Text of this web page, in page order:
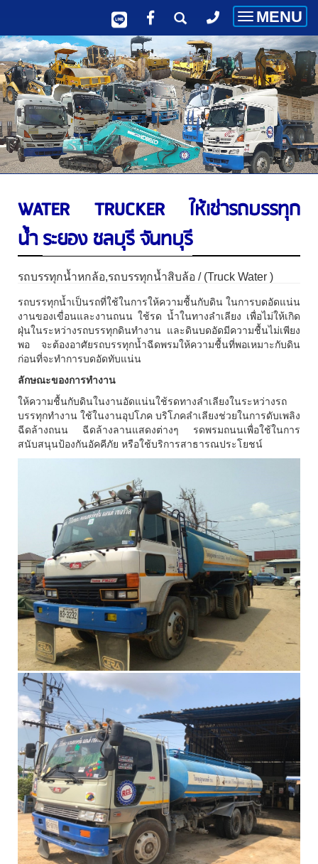
Toggle
MENU
WATER TRUCKER ให้เช่ารถบรรทุก
น้ำระยอง ชลบุรี จันทบุรี
รถบรรทุกน้ำหกล้อ,รถบรรทุกน้ำสิบล้อ / (Truck Water )
รถบรรทุกน้ำเป็นรถที่ใช้ในการให้ความชื้นกับดิน ในการบดอัดแน่น
งานของเขื่อนและงานถนน ใช้รด น้ำในทางลำเลียง เพื่อไม่ให้เกิด
ฝุ่นในระหว่างรถบรรทุกดินทำงาน และดินบดอัดมีความชื้นไม่เพียง
พอ จะต้องอาศัยรถบรรทุกน้ำฉีดพรมให้ความชื้นที่พอเหมาะกับดิน
ก่อนที่จะทำการบดอัดทับแน่น
ลักษณะของการทำงาน
ให้ความชื้นกับดินในงานอัดแน่นใช้รดทางลำเลียงในระหว่างรถ
บรรทุกทำงาน ใช้ในงานอุปโภค บริโภคลำเลียงช่วยในการดับเพลิง
ฉีดล้างถนน ฉีดล้างลานแสดงต่างๆ รดพรมถนนเพื่อใช้ในการ
สนับสนุนป้องกันอัคคีภัย หรือใช้บริการสาธารณประโยชน์